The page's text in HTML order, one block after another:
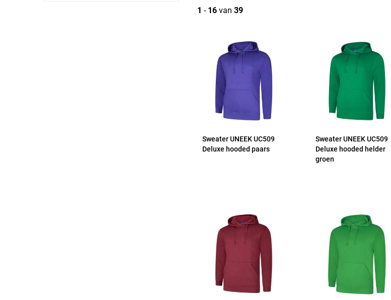
1 - 16 van 39
Sweater UNEEK UC509
Deluxe hooded paars
Sweater UNEEK UC509
Deluxe hooded helder
groen